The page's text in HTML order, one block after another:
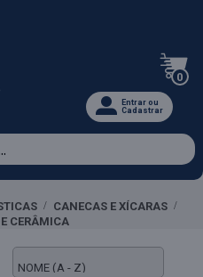
0
Entrar ou
Cadastrar
CANECAS E XÍCARAS
CERÂMICA